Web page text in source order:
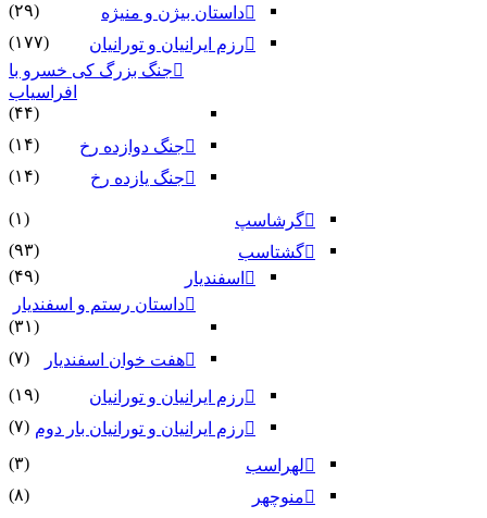
داستان بیژن و منیژه
(۲۹)
رزم ایرانیان و تورانیان
(۱۷۷)
جنگ بزرگ کی خسرو با
افراسیاب
(۴۴)
جنگ دوازده رخ
(۱۴)
جنگ یازده رخ
(۱۴)
گرشاسپ
(۱)
گشتاسب
(۹۳)
اسفندیار
(۴۹)
داستان رستم و اسفندیار
(۳۱)
هفت خوان اسفندیار
(۷)
رزم ایرانیان و تورانیان
(۱۹)
رزم ایرانیان و تورانیان بار دوم (۷)
لهراسب
(۳)
منوچهر
(۸)